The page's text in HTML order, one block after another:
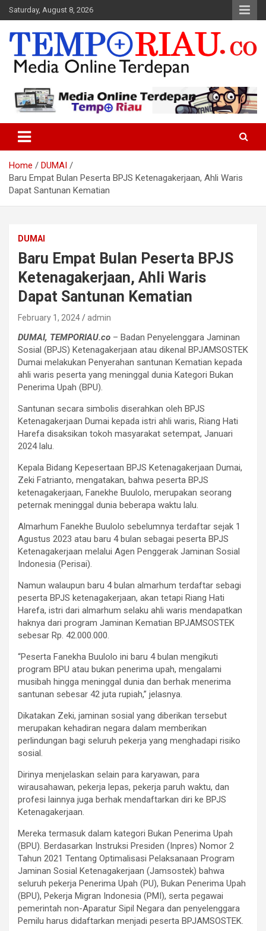
Skip
to
content
Saturday, August 8, 2026
Tempo Riau
Home
DUMAI
Baru Empat Bulan Peserta BPJS Ketenagakerjaan, Ahli Waris
Dapat Santunan Kematian
DUMAI
Baru Empat Bulan Peserta BPJS
Ketenagakerjaan, Ahli Waris
Dapat Santunan Kematian
February 1, 2024 admin
DUMAI, TEMPORIAU.co – Badan Penyelenggara Jaminan
Sosial (BPJS) Ketenagakerjaan atau dikenal BPJAMSOSTEK
Dumai melakukan Penyerahan santunan Kematian kepada
ahli waris peserta yang meninggal dunia Kategori Bukan
Penerima Upah (BPU).
Santunan secara simbolis diserahkan oleh BPJS
Ketenagakerjaan Dumai kepada istri ahli waris, Riang Hati
Harefa disaksikan tokoh masyarakat setempat, Januari
2024 lalu.
Kepala Bidang Kepesertaan BPJS Ketenagakerjaan Dumai,
Zeki Fatrianto, mengatakan, bahwa peserta BPJS
ketenagakerjaan, Fanekhe Buulolo, merupakan seorang
peternak meninggal dunia beberapa waktu lalu.
Almarhum Fanekhe Buulolo sebelumnya terdaftar sejak 1
Agustus 2023 atau baru 4 bulan sebagai peserta BPJS
Ketenagakerjaan melalui Agen Penggerak Jaminan Sosial
Indonesia (Perisai).
Namun walaupun baru 4 bulan almarhum terdaftar sebagi
peserta BPJS ketenagakerjaan, akan tetapi Riang Hati
Harefa, istri dari almarhum selaku ahli waris mendapatkan
haknya dari program Jaminan Kematian BPJAMSOSTEK
sebesar Rp. 42.000.000.
“Peserta Fanekha Buulolo ini baru 4 bulan mengikuti
program BPU atau bukan penerima upah, mengalami
musibah hingga meninggal dunia dan berhak menerima
santunan sebesar 42 juta rupiah,” jelasnya.
Dikatakan Zeki, jaminan sosial yang diberikan tersebut
merupakan kehadiran negara dalam memberikan
perlindungan bagi seluruh pekerja yang menghadapi risiko
sosial.
Dirinya menjelaskan selain para karyawan, para
wirausahawan, pekerja lepas, pekerja paruh waktu, dan
profesi lainnya juga berhak mendaftarkan diri ke BPJS
Ketenagakerjaan.
Mereka termasuk dalam kategori Bukan Penerima Upah
(BPU). Berdasarkan Instruksi Presiden (Inpres) Nomor 2
Tahun 2021 Tentang Optimalisasi Pelaksanaan Program
Jaminan Sosial Ketenagakerjaan (Jamsostek) bahwa
seluruh pekerja Penerima Upah (PU), Bukan Penerima Upah
(BPU), Pekerja Migran Indonesia (PMI), serta pegawai
pemerintah non-Aparatur Sipil Negara dan penyelenggara
Pemilu harus didaftarkan menjadi peserta BPJAMSOSTEK.